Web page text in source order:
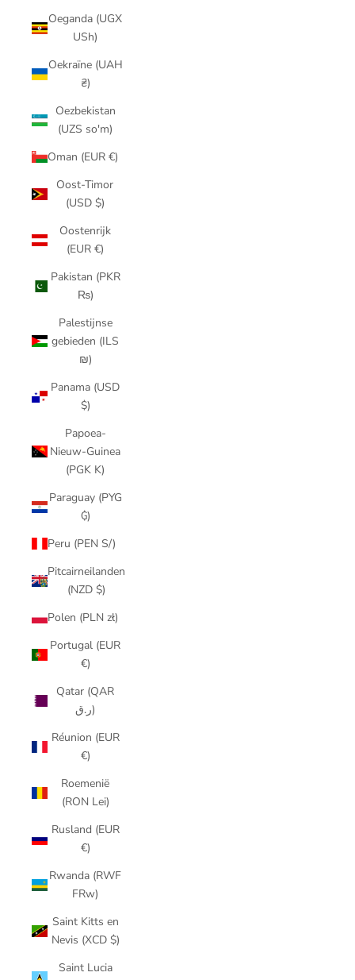
Oeganda (UGX
USh)
Oekraïne (UAH
₴)
Oezbekistan
(UZS so'm)
Oman (EUR €)
Oost-Timor
(USD $)
Oostenrijk
(EUR €)
Pakistan (PKR
₨)
Palestijnse
gebieden (ILS
₪)
Panama (USD
$)
Papoea-
Nieuw-Guinea
(PGK K)
Paraguay (PYG
₲)
Peru (PEN S/)
Pitcairneilanden
(NZD $)
Polen (PLN zł)
Portugal (EUR
€)
Qatar (QAR
ر.ق)
Réunion (EUR
€)
Roemenië
(RON Lei)
Rusland (EUR
€)
Rwanda (RWF
FRw)
Saint Kitts en
Nevis (XCD $)
Saint Lucia